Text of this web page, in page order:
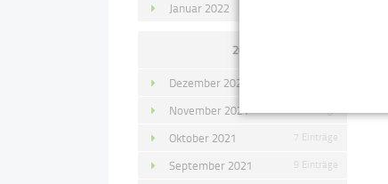
Januar 2022
2021
Dezember 2021
November 2021
Oktober 2021 7 Einträge
September 2021 9 Einträge